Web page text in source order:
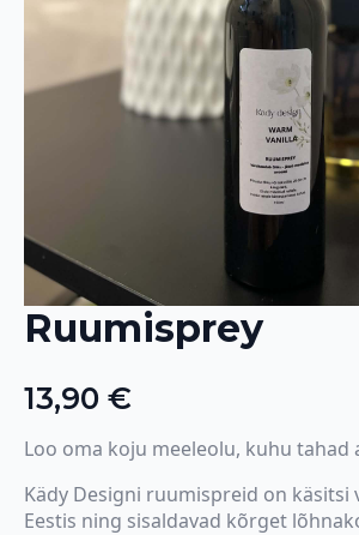
Ruumisprey
13,90 €
Loo oma koju meeleolu, kuhu tahad
Kädy Designi ruumispreid on käsitsi
Eestis ning sisaldavad kõrget